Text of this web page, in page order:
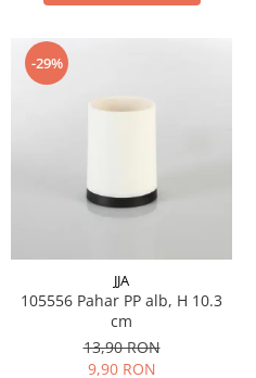
-29%
JJA
105556 Pahar PP alb, H 10.3
cm
13,90 RON
9,90 RON